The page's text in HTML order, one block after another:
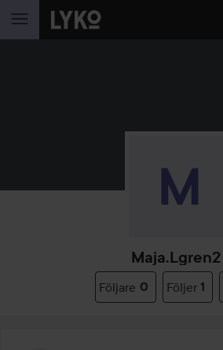
HOPPA TILL INNEHÅLLET
Maja.lgren2
Följare 0 Följer 1